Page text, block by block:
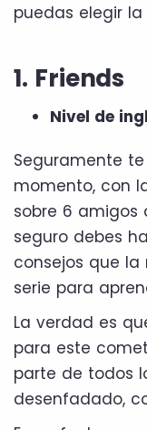
puedas elegir
1. Friends
Nivel de
Seguramente
momento, con
sobre 6 amigos
seguro debes
consejos que
serie para
La verdad es
para este
parte de todos
desenfadado,